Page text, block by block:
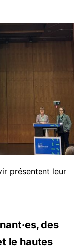
présentent leur
des
le hautes